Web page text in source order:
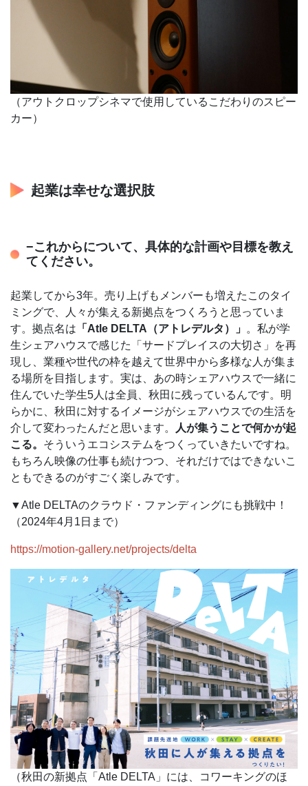
（アウトクロップシネマで使用しているこだわりのスピー
カー）
起業は幸せな選択肢
−これからについて、具体的な計画や目標を教え
てください。
起業してから3年。売り上げもメンバーも増えたこのタイ
ミングで、人々が集える新拠点をつくろうと思っていま
す。拠点名は 「Atle DELTA（アトレデルタ）」 。私が学
生シェアハウスで感じた「サードプレイスの大切さ」を再
現し、業種や世代の枠を越えて世界中から多様な人が集ま
る場所を目指します。実は、あの時シェアハウスで一緒に
住んでいた学生5人は全員、秋田に残っているんです。明
らかに、秋田に対するイメージがシェアハウスでの生活を
介して変わったんだと思います。
人が集うことで何かが起
こる。 そういうエコシステムをつくっていきたいですね。
もちろん映像の仕事も続けつつ、それだけではできないこ
ともできるのがすごく楽しみです。
▼Atle DELTAのクラウド・ファンディングにも挑戦中！
（2024年4月1日まで）
https://motion-gallery.net/projects/delta
（秋田の新拠点「Atle DELTA」には、コワーキングのほ